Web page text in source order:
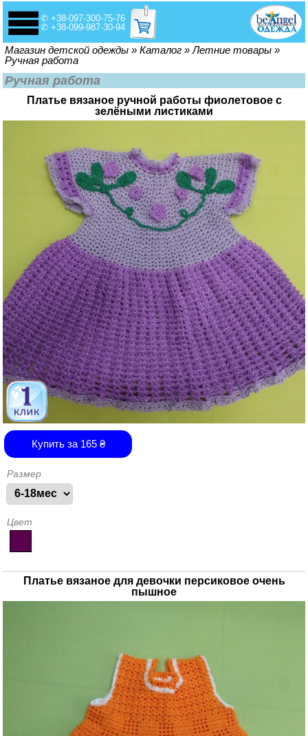
✆ +38-097-300-75-76
✆ +38-099-987-30-94
Вы здесь
Магазин детской одежды » Каталог » Летние товары »
Ручная работа
Ручная работа
Платье вязаное ручной работы фиолетовое с
зелёными листиками
Купить за 165₴
Размер
Цвет
Платье вязаное для девочки персиковое очень
пышное